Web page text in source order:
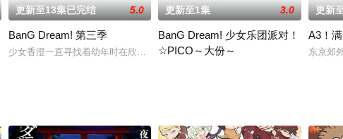
更新至13集已完结 5.0
BanG Dream! 第三季
少女香澄一直寻找着幼年时在欣赏星空时所感受到的那股星之鼓动……直至高中
更新至1集 3.0
BanG Dream! 少女乐团派对！
☆PICO～大份～
更新
A3！
东京郊